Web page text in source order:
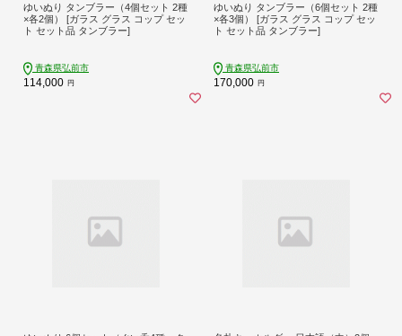
ゆいぬり タンブラー（4個セット 2種
×各2個） [ガラス グラス コップ セッ
ト セット品 タンブラー]
青森県弘前市
114,000 円
ゆいぬり タンブラー（6個セット 2種
×各3個） [ガラス グラス コップ セッ
ト セット品 タンブラー]
青森県弘前市
170,000 円